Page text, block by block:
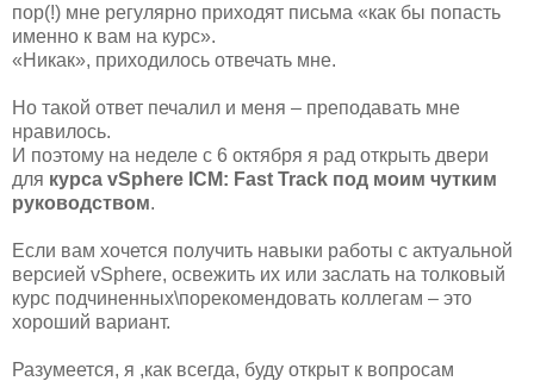
пор(!) мне регулярно приходят письма «как бы попасть
именно к вам на курс».
«Никак», приходилось отвечать мне.
Но такой ответ печалил и меня – преподавать мне
нравилось.
И поэтому на неделе с 6 октября я рад открыть двери
для курса vSphere ICM: Fast Track под моим чутким
руководством.
Если вам хочется получить навыки работы с актуальной
версией vSphere, освежить их или заслать на толковый
курс подчиненных\порекомендовать коллегам – это
хороший вариант.
Разумеется, я ,как всегда, буду открыт к вопросам